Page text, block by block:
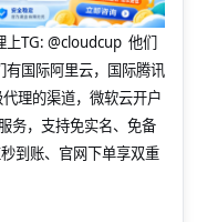
上TG: @cloudcup 他们
国际阿里云，国际腾讯
理的渠道，微软云开户
务，支持免实名、免备
到账、官网下单享双重